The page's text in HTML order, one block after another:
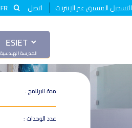
التسجيل المسبق عبر الإنترنت اتصل FR
ESIET
مدة البرنامج :
عدد الوحدات :